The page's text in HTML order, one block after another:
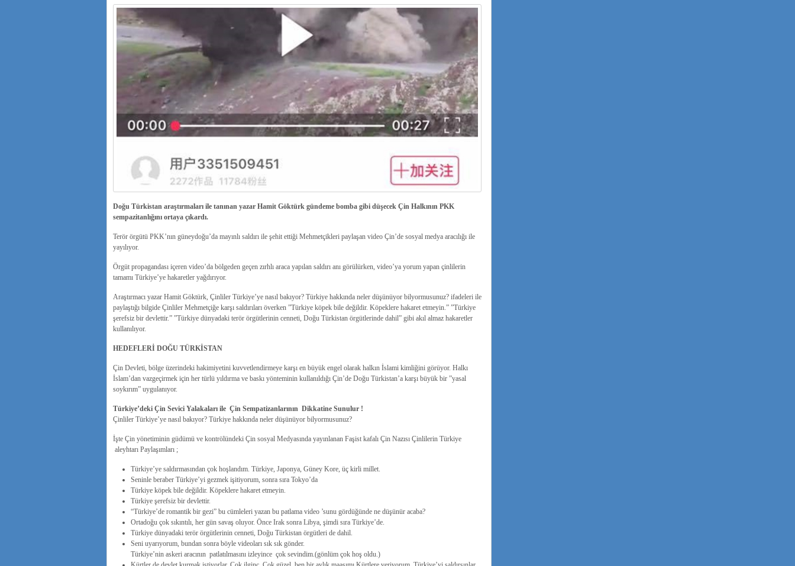
Doğu Türkistan araştırmaları ile tanınan yazar Hamit Göktürk gündeme bomba gibi düşecek Çin Halkının PKK
sempazitanlığını ortaya çıkardı.
Terör örgütü PKK’nın güneydoğu’da mayınlı saldırı ile şehit ettiği Mehmetçikleri paylaşan video Çin’de sosyal medya aracılığı ile
yayılıyor.
Örgüt propagandası içeren video’da bölgeden geçen zırhlı araca yapılan saldırı anı görülürken, video’ya yorum yapan çinlilerin
tamamı Türkiye’ye hakaretler yağdırıyor.
Araştırmacı yazar Hamit Göktürk, Çinliler Türkiye’ye nasıl bakıyor? Türkiye hakkında neler düşünüyor bilyormusunuz? ifadeleri ile
paylaştığı bilgide Çinliler Mehmetçiğe karşı saldırıları överken ”Türkiye köpek bile değildir. Köpeklere hakaret etmeyin.” ”Türkiye
şerefsiz bir devlettir.” ”Türkiye dünyadaki terör örgütlerinin cenneti, Doğu Türkistan örgütlerinde dahil” gibi akıl almaz hakaretler
kullanılıyor.
HEDEFLERİ DOĞU TÜRKİSTAN
Çin Devleti, bölge üzerindeki hakimiyetini kuvvetlendirmeye karşı en büyük engel olarak halkın İslami kimliğini görüyor. Halkı
İslam’dan vazgeçirmek için her türlü yıldırma ve baskı yönteminin kullanıldığı Çin’de Doğu Türkistan’a karşı büyük bir ”yasal
soykırım” uygulanıyor.
Türkiye’deki Çin Sevici Yalakaları ile Çin Sempatizanlarının Dikkatine Sunulur !
Çinliler Türkiye’ye nasıl bakıyor? Türkiye hakkında neler düşünüyor bilyormusunuz?
İşte Çin yönetiminin güdümü ve kontrölündeki Çin sosyal Medyasında yayınlanan Faşist kafalı Çin Nazısı Çinlilerin Türkiye
aleyhtarı Paylaşımları ;
Türkiye’ye saldırmasından çok hoşlandım. Türkiye, Japonya, Güney Kore, üç kirli millet.
Seninle beraber Türkiye’yi gezmek işitiyorum, sonra sıra Tokyo’da
Türkiye köpek bile değildir. Köpeklere hakaret etmeyin.
Türkiye şerefsiz bir devlettir.
“Türkiye’de romantik bir gezi” bu cümleleri yazan bu patlama video ’sunu gördüğünde ne düşünür acaba?
Ortadoğu çok sıkıntılı, her gün savaş oluyor. Önce Irak sonra Libya, şimdi sıra Türkiye’de.
Türkiye dünyadaki terör örgütlerinin cenneti, Doğu Türkistan örgütleri de dahil.
Seni uyarıyorum, bundan sonra böyle videoları sık sık gönder.
Türkiye’nin askeri aracının patlatılmasını izleyince çok sevindim.(gönlüm çok hoş oldu.)